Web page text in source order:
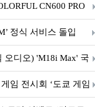
CN600 PRO
정식 서비스 돌입
오디오) 'M18i Max' 국
임 전시회 ‘도쿄 게임